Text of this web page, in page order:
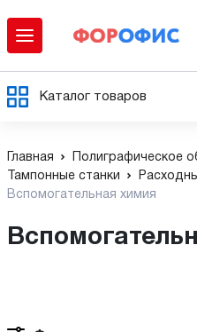
Каталог товаров
Главная
Полиграфическое
Тампонные станки
Вспомогательная химия